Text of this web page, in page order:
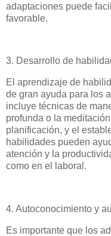
adaptaciones puede
favorable.
3. Desarrollo de
El aprendizaje de
de gran ayuda para los
incluye técnicas de
profunda o la
planificación, y el
habilidades pueden
atención y la
como en el laboral.
4. Autoconocimiento y
Es importante que los